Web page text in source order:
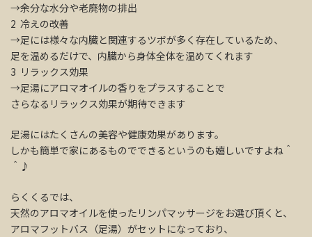
→余分な水分や老廃物の排出
2 冷えの改善
→足には様々な内臓と関連するツボが多く存在しているため、
足を温めるだけで、内臓から身体全体を温めてくれます
3 リラックス効果
→足湯にアロマオイルの香りをプラスすることで
さらなるリラックス効果が期待できます
足湯にはたくさんの美容や健康効果があります。
しかも簡単で家にあるものでできるというのも嬉しいですよね＾
＾♪
らくくるでは、
天然のアロマオイルを使ったリンパマッサージをお選び頂くと、
アロマフットバス（足湯）がセットになっており、